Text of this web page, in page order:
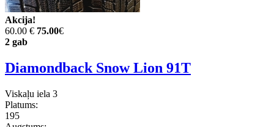
Akcija!
60.00 € 75.00€
2 gab
Diamondback Snow Lion 91T
Viskaļu iela 3
Platums:
195